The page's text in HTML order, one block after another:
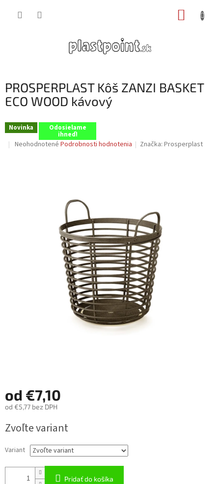
PROSPERPLAST Kôš ZANZI BASKET
ECO WOOD kávový
Novinka Odosielame
ihneď!
Priemerné
Neohodnotené Podrobnosti hodnotenia Značka:Prosperplast
od €7,10
od €5,77 bez DPH
cena:
Zvoľte variant
Variant
Pridať do košíka